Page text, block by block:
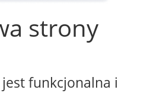
strony
funkcjonalna i